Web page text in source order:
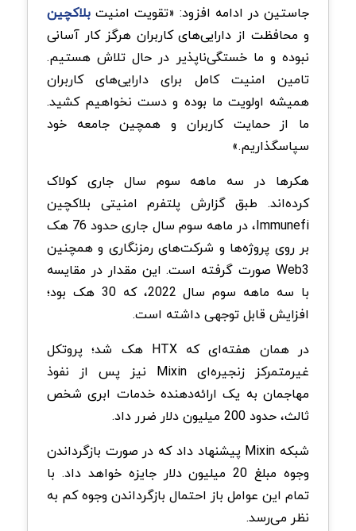
جاستین در ادامه افزود: «تقویت امنیت بلاکچین
و محافظت از دارایی‌های کاربران هرگز کار آسانی
نبوده و ما خستگی‌ناپذیر در حال تلاش هستیم.
تامین امنیت کامل برای دارایی‌های کاربران
همیشه اولویت ما بوده و دست نخواهیم کشید.
ما از حمایت کاربران و همچین جامعه خود
سپاسگذاریم.»
هکرها در سه ماهه سوم سال جاری کولاک
کرده‌اند. طبق گزارش پلتفرم امنیتی بلاکچین
Immunefi، در ماهه سوم سال جاری حدود 76 هک
بر روی پروژه‌ها و شرکت‌های رمزنگاری و همچنین
Web3 صورت گرفته است. این مقدار در مقایسه
با سه ماهه سوم سال 2022، که 30 هک بود؛
افزایش قابل توجهی داشته است.
در همان هفته‌ای که HTX هک شد؛ پروتکل
غیرمتمرکز زنجیره‌ای Mixin نیز پس از نفوذ
مهاجمان به یک ارائه‌دهنده خدمات ابری شخص
ثالث، حدود 200 میلیون دلار ضرر داد.
شبکه Mixin پیشنهاد داد که در صورت بازگرداندن
وجوه مبلغ 20 میلیون دلار جایزه خواهد داد. با
تمام این عوامل باز احتمال بازگرداندن وجوه کم به
نظر می‌رسد.